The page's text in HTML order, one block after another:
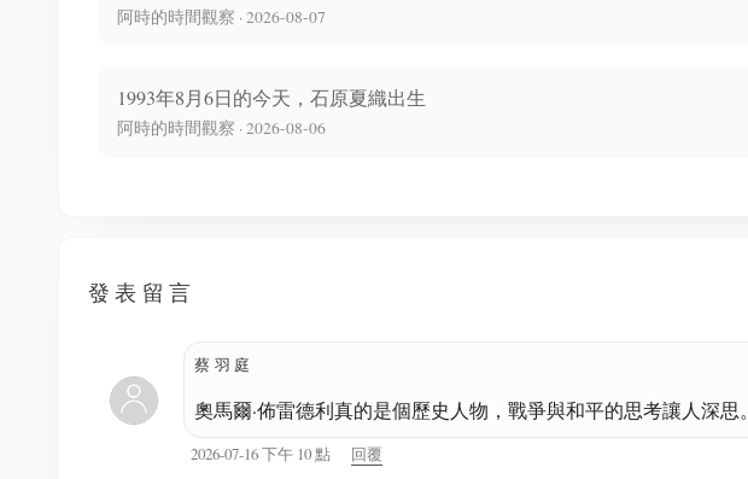
阿時的時間觀察 · 2026-08-07
1993年8月6日的今天，石原夏織出生
阿時的時間觀察 · 2026-08-06
發表留言
蔡羽庭
奧馬爾·佈雷德利真的是個歷史人物，戰爭與和平的思考讓人深思。
2026-07-16 下午 10 點 回覆